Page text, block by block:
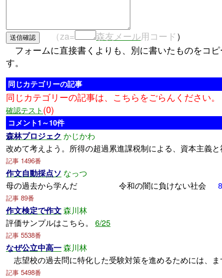
（za= 森友メール用コード）
フォームに直接書くよりも、別に書いたものをコ
す。
同じカテゴリーの記事
同じカテゴリーの記事は、こちらをごらんください。
確認テスト(0)
コメント1～10件
森林プロジェク かじかわ
改めて考えよう。所得の超過累進課税制による、資本主義
記事 1496番
作文自動採点ソ なっつ
母の過去から学んだ 令和の闇に負けない社会
記事 89番
作文検定で作文森川林
評価サンプルはこちら。 6/25
記事 5538番
なぜ公立中高一森川林
志望校の過去問に特化した受験対策を進めるためには、
記事 5498番